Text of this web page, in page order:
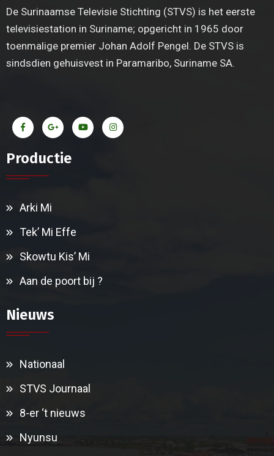
De Surinaamse Televisie Stichting (STVS) is het eerste
televisiestation in Suriname; opgericht in 1965 door
toenmalige premier Johan Adolf Pengel. De STVS is
sindsdien gehuisvest in Paramaribo, Suriname SA.
Productie
Arki Mi
Tek’ Mi Effe
Skowtu Kis’ Mi
Aan de poort bij ?
Nieuws
Nationaal
STVS Journaal
8-er ‘t nieuws
Nyunsu